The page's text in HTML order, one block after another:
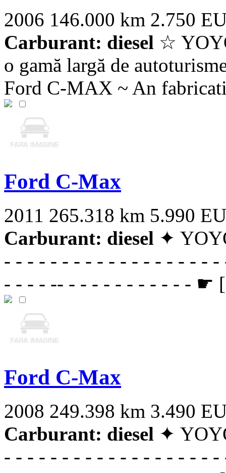
2006 146.000 km 2.750
Carburant: diesel ☆
o gamă largă de
Ford C-MAX ~ An
Ford C-Max
2011 265.318 km 5.990
Carburant: diesel ✦
- - - - - - - - - - - - - - - - - -
- - - - -- - - - - - - - - - - - ☛
Ford C-Max
2008 249.398 km 3.490
Carburant: diesel ✦
- - - - - - - - - - - - - - - - - -